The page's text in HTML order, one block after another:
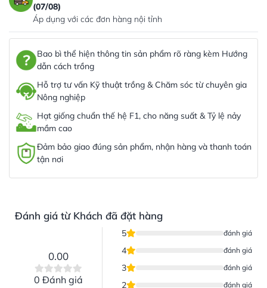
(07/08)
Áp dụng với các đơn hàng nội tỉnh
Bao bì thể hiện thông tin sản phẩm rõ ràng kèm Hướng
dẫn cách trồng
Hỗ trợ tư vấn Kỹ thuật trồng & Chăm sóc từ chuyên gia
Nông nghiệp
Hạt giống chuẩn thế hệ F1, cho năng suất & Tỷ lệ nảy
mầm cao
Đảm bảo giao đúng sản phẩm, nhận hàng và thanh toán
tận nơi
Đánh giá từ Khách đã đặt hàng
0.00
0 Đánh giá
5 đánh giá
4 đánh giá
3 đánh giá
2 đánh giá